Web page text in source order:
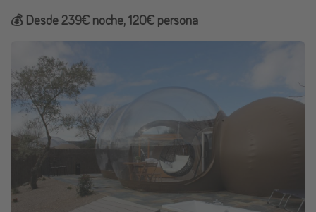
💰 Desde 239€ noche, 120€ persona